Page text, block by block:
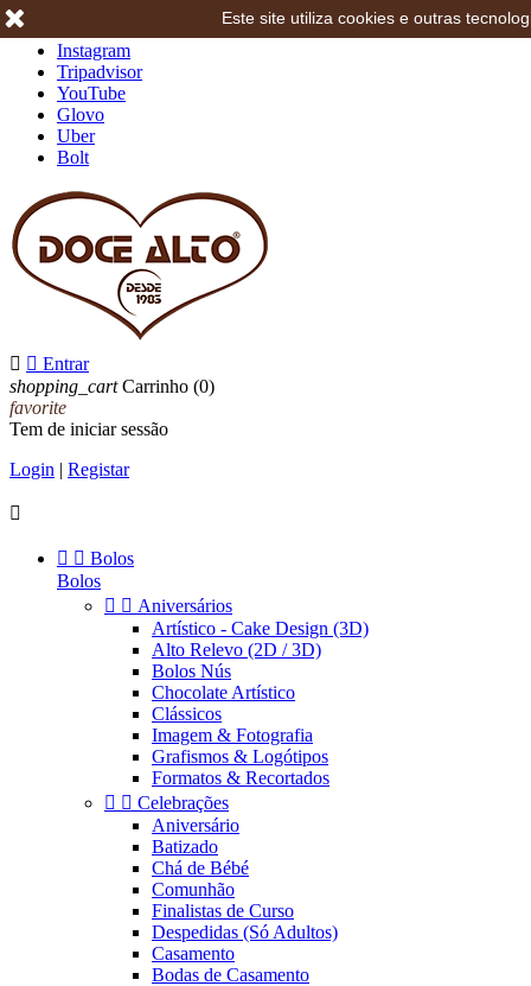
Instagram
Tripadvisor
YouTube
Glovo
Uber
Bolt
  Entrar
shopping_cart Carrinho (0)
favorite
Tem de iniciar sessão
Login | Registar

  Bolos
Bolos
  Aniversários
Artístico - Cake Design (3D)
Alto Relevo (2D / 3D)
Bolos Nús
Chocolate Artístico
Clássicos
Imagem & Fotografia
Grafismos & Logótipos
Formatos & Recortados
  Celebrações
Aniversário
Batizado
Chá de Bébé
Comunhão
Finalistas de Curso
Despedidas (Só Adultos)
Casamento
Bodas de Casamento
Este site utiliza cookies e outras